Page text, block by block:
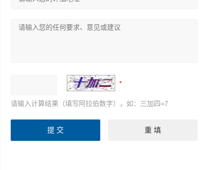
请输入计算结果（填写阿拉伯数字），如：三加四=7